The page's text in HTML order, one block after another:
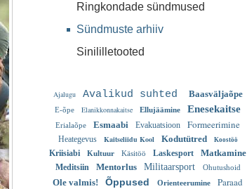
Ringkondade sündmused
Sündmuste arhiiv
Sinililletooted
Ajalugu Avalikud suhted Baasväljaõpe
E-õpe Elanikkonnakaitse Ellujäämine Enesekaitse
Erialaõpe Esmaabi Evakuatsioon Formeerimine
Heategevus Kaitseliidu Kool Kodutütred Koostöö
Kriisiabi Kultuur Käsitöö Laskesport Matkamine
Meditsiin Mentorlus Militaarsport Ohutushoid
Ole valmis! Õppused Orienteerumine Paraad